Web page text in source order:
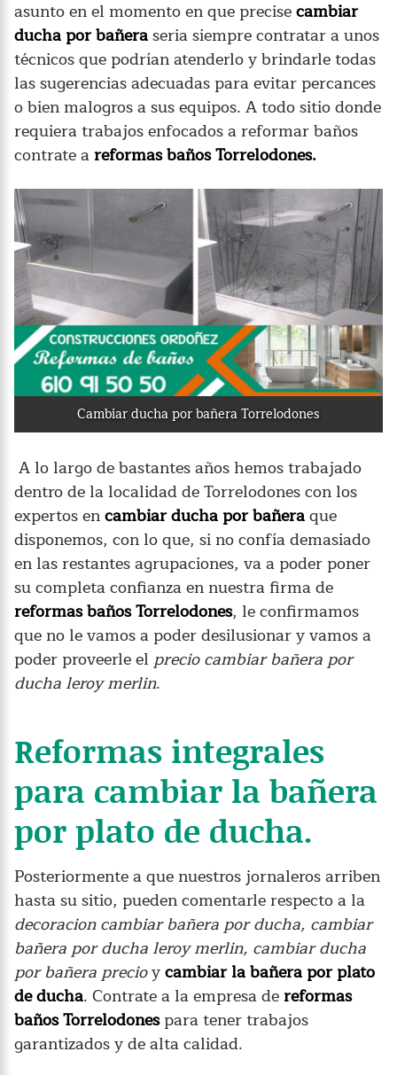
asunto en el momento en que precisecambiar
ducha por bañeraseria siempre contratar a unos
técnicos que podrían atenderlo y brindarle todas
las sugerencias adecuadas para evitar percances
o bien malogros a sus equipos. A todo sitio donde
requiera trabajos enfocados a reformar baños
contrate areformas baños Torrelodones.
Cambiar ducha por bañera Torrelodones
A lo largo de bastantes años hemos trabajado
dentro de la localidad de Torrelodones con los
expertos encambiar ducha por bañeraque
disponemos, con lo que, si no confía demasiado
en las restantes agrupaciones, va a poder poner
su completa confianza en nuestra firma de
reformas baños Torrelodones, le confirmamos
que no le vamos a poder desilusionar y vamos a
poder proveerle el precio cambiar bañera por
ducha leroy merlin.
Reformas integrales
para cambiar la bañera
por plato de ducha.
Posteriormente a que nuestros jornaleros arriben
hasta su sitio, pueden comentarle respecto a la
decoracion cambiar bañera por ducha, cambiar
bañera por ducha leroy merlin, cambiar ducha
por bañera precioycambiar la bañera por plato
de ducha. Contrate a la empresa dereformas
baños Torrelodonespara tener trabajos
garantizados y de alta calidad.